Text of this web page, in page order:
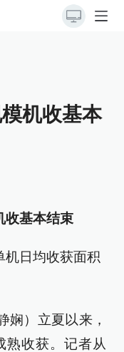
机收基本
收基本结束
机日均收获面积
娴）立夏以来，
熟收获。记者从